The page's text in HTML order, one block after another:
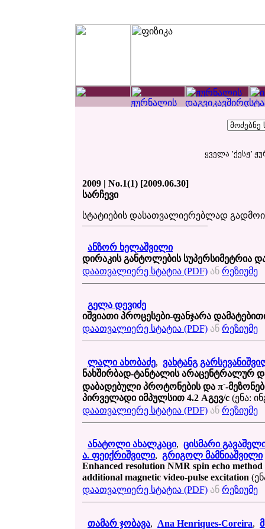
ყველა ’ქესჟ’
2009 | No.1(1) [2009.06.30]
სარჩევი
სტატიების დასათვალიერებლად
ანზორ ხელაშვილი
დირაკის განტოლების სუპერსიმეტრია
დაათვალიერე სტატია (PDF) ან რეზიუმე
გელა დევიძე
იშვიათი პროცესები-ფანჯარა
დაათვალიერე სტატია (PDF) ან რეზიუმე
ლალი ახობაძე, ვახტანგ
ნახშირბად-ტანტალის არაცენტრალურ
დაბადებული პროტონების და π--
პირველადი იმპულსით 4.2 Aგევ/c (ენა:
დაათვალიერე სტატია (PDF) ან რეზიუმე
ანატოლი ახალკაცი, ცისმარი
ა. ფეიქრიშვილი, გრიგოლ მამნიაშვილი
Enhanced resolution NMR spin echo
additional magnetic video-pulse excitation
დაათვალიერე სტატია (PDF) ან რეზიუმე
თამარ ჯობავა, Ana Henriques-Coreira,